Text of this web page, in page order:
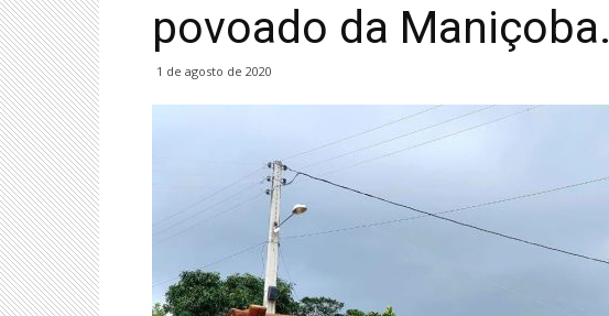
povoado da Maniçoba.
1 de agosto de 2020